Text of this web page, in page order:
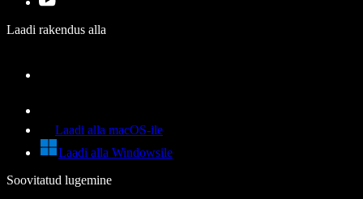
Laadi rakendus alla
Laadi alla macOS-ile
Laadi alla Windowsile
Soovitatud lugemine